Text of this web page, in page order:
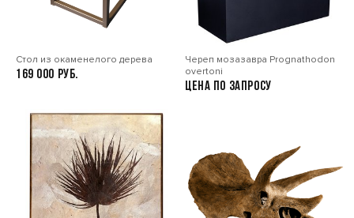
Стол из окаменелого дерева
169 000
Череп мозазавра Prognathodon
overtoni
Цена по запросу